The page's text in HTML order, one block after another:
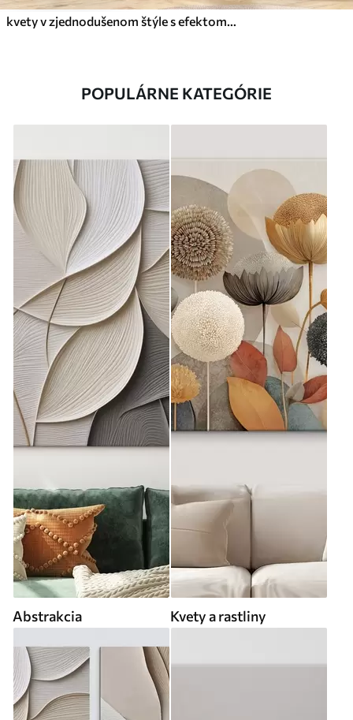
kvety v zjednodušenom štýle s efektom objemu
POPULÁRNE KATEGÓRIE
Abstrakcia Kvety a rastliny